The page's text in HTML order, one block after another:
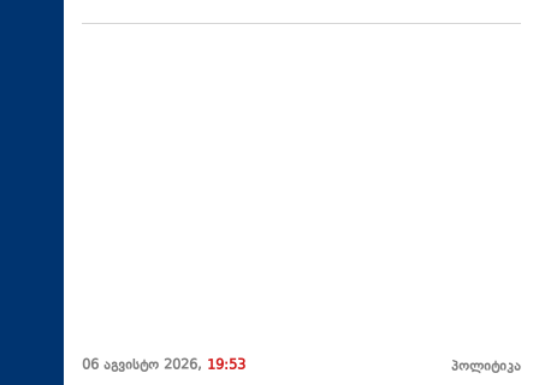
06 აგვისტო 2026, 19:53 პოლიტიკა